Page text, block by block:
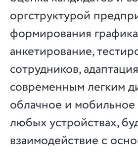
оргструктурой
формирования
анкетирование,
сотрудников,
современным легким
облачное и мобильное
любых устройствах,
взаимодействие с